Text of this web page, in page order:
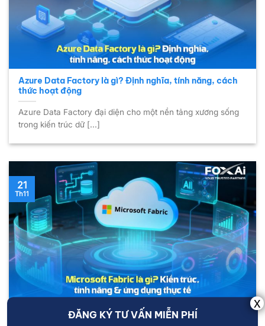
Azure Data Factory là gì? Định nghĩa, tính năng, cách
thức hoạt động
Azure Data Factory đại diện cho một nền tảng xương sống
trong kiến trúc dữ [...]
Microsoft Fabric là gì? Kiến trúc, tính năng & ứng dụng
21
Th11
ĐĂNG KÝ TƯ VẤN MIỄN PHÍ